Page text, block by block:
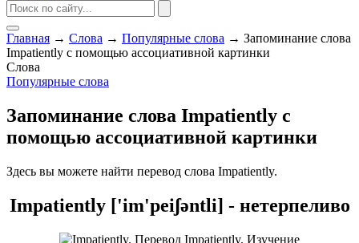
Главная → Слова → Популярные слова → Запоминание слова
Impatiently с помощью ассоциативной картинки
Слова
Популярные слова
Запоминание слова Impatiently с
помощью ассоциативной картинки
Здесь вы можете найти перевод слова Impatiently.
Impatiently ['im'peiʃəntli] - нетерпеливо